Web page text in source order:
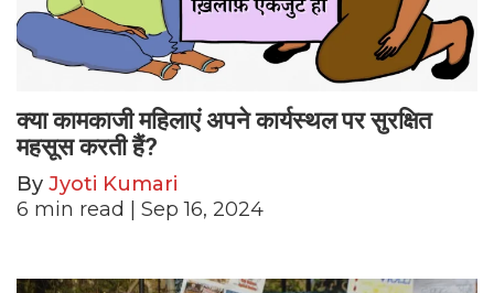
क्या कामकाजी महिलाएं अपने कार्यस्थल पर सुरक्षित
महसूस करती हैं?
By Jyoti Kumari
6 min read | Sep 16, 2024